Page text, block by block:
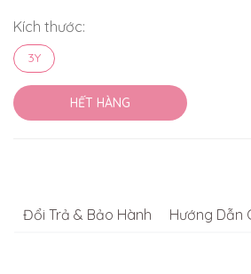
Kích thước:
3Y
HẾT HÀNG
Đổi Trả & Bảo Hành Hướng Dẫn